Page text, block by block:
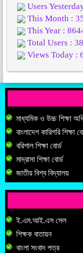
Users
This Month :
This Year :
Total Users :
Views Today :
মাধ্যমিক ও উচ্চ শিক্ষা
বাংলাদেশ কারিগরি শিক্ষা
বরিশাল শিক্ষা বোর্ড
মাদ্রাসা শিক্ষা বোর্ড
জাতীয় বিশ্ব বিদ্যালয়
ই.এম.আই.এস সেল
শিক্ষক বাতায়ন
বাংলা সংবাদ পত্র